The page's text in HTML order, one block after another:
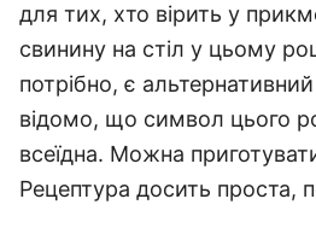
для тих, хто вірить у
свинину на стіл у цьому
потрібно, є альтернативний
відомо, що символ цього
всеїдна. Можна
Рецептура досить проста,